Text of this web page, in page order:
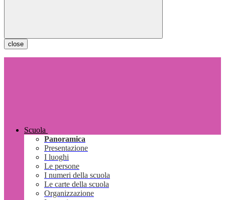
close
Scuola
Panoramica
Presentazione
I luoghi
Le persone
I numeri della scuola
Le carte della scuola
Organizzazione